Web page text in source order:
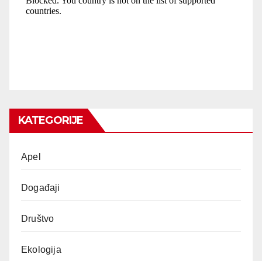
KATEGORIJE
Apel
Događaji
Društvo
Ekologija